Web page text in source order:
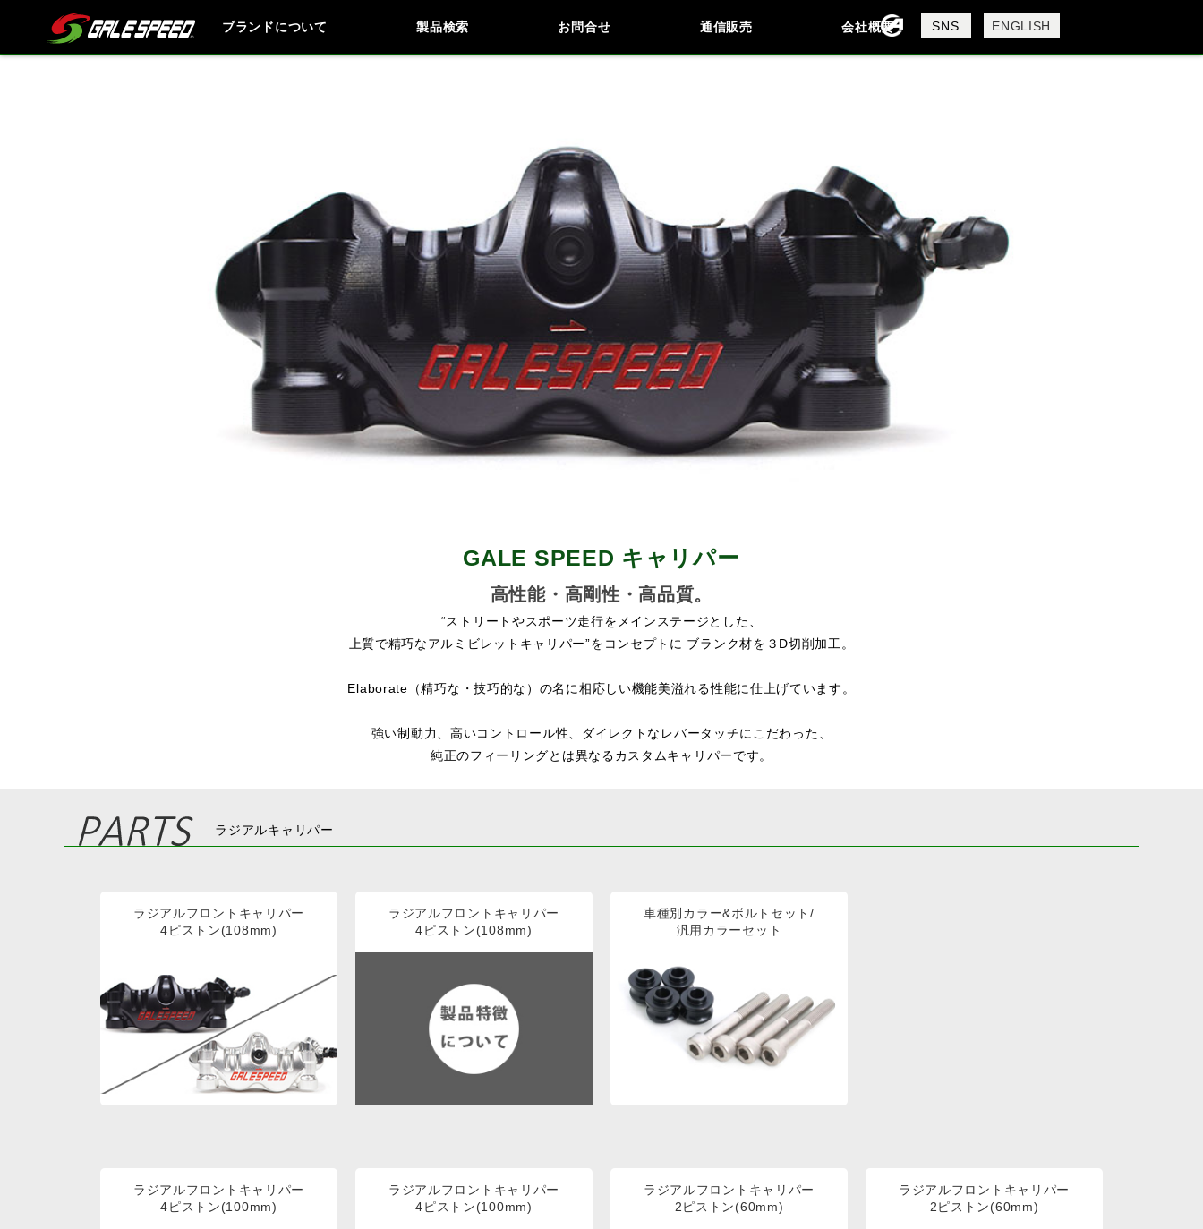
ブランドについて 製品検索 お問合せ 通信販売 会社概要
会社概要
採用情報
SNS ENGLISH
SUZUKI BMW DUCATI HARLEY DAVIDSON
閉じる
GALE SPEED キャリパー
高性能・高剛性・高品質。
“ストリートやスポーツ走行をメインステージとした、
上質で精巧なアルミビレットキャリパー”をコンセプトに ブランク材を３D切削加工。
Elaborate（精巧な・技巧的な）の名に相応しい機能美溢れる性能に仕上げています。
強い制動力、高いコントロール性、ダイレクトなレバータッチにこだわった、
純正のフィーリングとは異なるカスタムキャリパーです。
ラジアルキャリパー
ラジアルフロントキャリパー
4ピストン(108mm)
ラジアルフロントキャリパー
4ピストン(108mm)
車種別カラー&ボルトセット/
汎用カラーセット
ラジアルフロントキャリパー
4ピストン(100mm)
ラジアルフロントキャリパー
4ピストン(100mm)
ラジアルフロントキャリパー
2ピストン(60mm)
ラジアルフロントキャリパー
2ピストン(60mm)